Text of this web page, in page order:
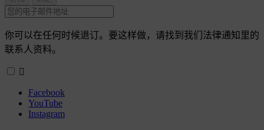
你可以在任何时候退订。要这样做，请找到我们法律通知里的
联系人资料。

Facebook
YouTube
Instagram